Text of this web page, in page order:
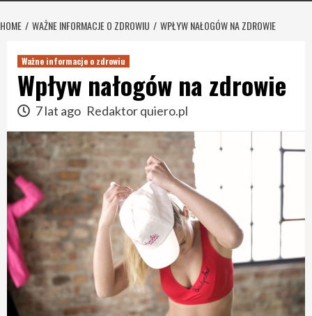
HOME WAŻNE INFORMACJE O ZDROWIU WPŁYW NAŁOGÓW NA ZDROWIE
Ważne informacje o zdrowiu
Wpływ nałogów na zdrowie
7 lat ago Redaktor quiero.pl